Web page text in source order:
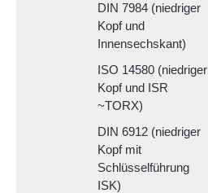
DIN 7984 (niedriger
Kopf und
Innensechskant)
ISO 14580 (niedriger
Kopf und ISR
~TORX)
DIN 6912 (niedriger
Kopf mit
Schlüsselführung
ISK)